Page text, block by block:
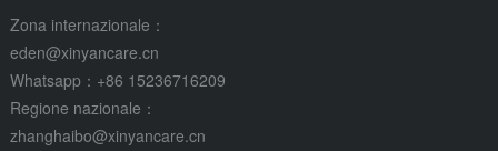
Zona internazionale：
eden@xinyancare.cn
Whatsapp：+86 15236716209
Regione nazionale：
zhanghaibo@xinyancare.cn